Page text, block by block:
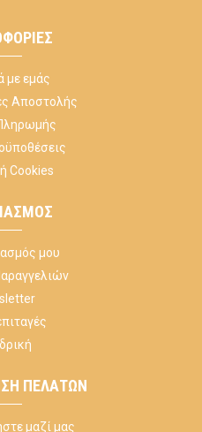
με εμάς
Αποστολής
Cookies
μου
ΠΕΛΑΤΏΝ
μαζί μας